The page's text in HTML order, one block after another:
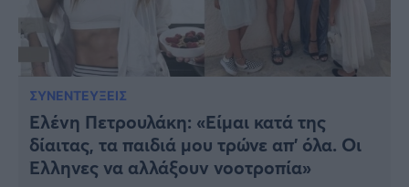
ΣΥΝΕΝΤΕΥΞΕΙΣ
Ελένη Πετρουλάκη: «Είμαι κατά της
δίαιτας, τα παιδιά μου τρώνε απ’ όλα. Οι
Έλληνες να αλλάξουν νοοτροπία»